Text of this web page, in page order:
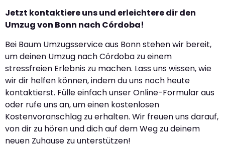
Jetzt kontaktiere uns und erleichtere dir den
Umzug von Bonn nach Córdoba!
Bei Baum Umzugsservice aus Bonn stehen wir bereit,
um deinen Umzug nach Córdoba zu einem
stressfreien Erlebnis zu machen. Lass uns wissen, wie
wir dir helfen können, indem du uns noch heute
kontaktierst. Fülle einfach unser Online-Formular aus
oder rufe uns an, um einen kostenlosen
Kostenvoranschlag zu erhalten. Wir freuen uns darauf,
von dir zu hören und dich auf dem Weg zu deinem
neuen Zuhause zu unterstützen!